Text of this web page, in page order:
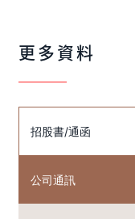
更多資料
招股書/通函
公司通訊